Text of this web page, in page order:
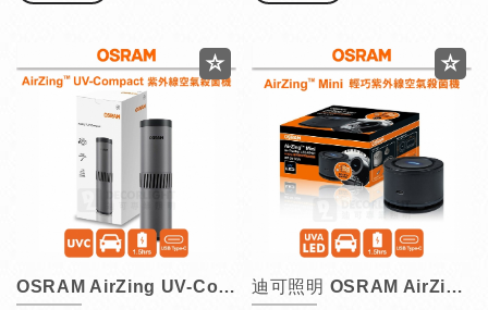
OSRAM AirZing UV-Compact 安隨行紫外線空氣殺菌機 迪可照明 OSRAM AirZing MINI 輕巧紫外線空氣殺菌機